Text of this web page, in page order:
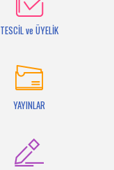
TESCİL ve ÜYELİK
YAYINLAR